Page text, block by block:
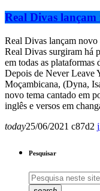
Real Divas lançam
Real Divas lançam
Real Divas surgiram há
em todas as
Depois de Never Leave
Moçambicana, (Dyna,
novo tema cantado em
inglês e versos em
today25/06/2021 87 2
Pesquisar